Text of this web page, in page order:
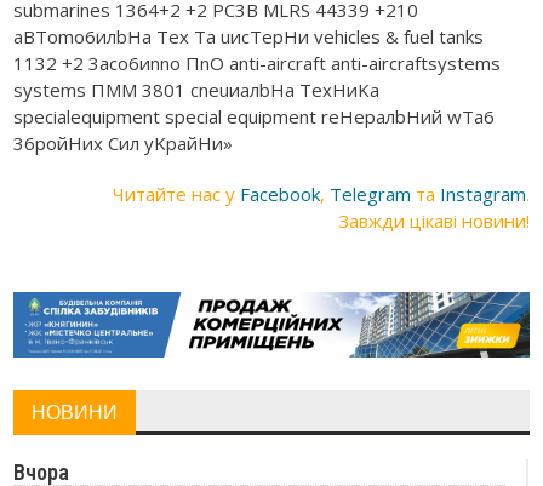
Читайте нас у Facebook, Telegram та Instagram.
Завжди цікаві новини!
НОВИНИ
Вчора